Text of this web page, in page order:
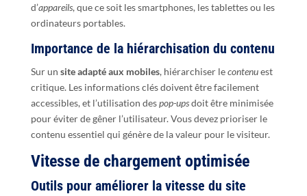
d’appareils, que ce soit les smartphones, les tablettes ou les
ordinateurs portables.
Importance de la hiérarchisation du contenu
Sur un site adapté aux mobiles, hiérarchiser lecontenuest
critique. Les informations clés doivent être facilement
accessibles, et l’utilisation despop-upsdoit être minimisée
pour éviter de gêner l’utilisateur. Vous devez prioriser le
contenu essentiel qui génère de la valeur pour le visiteur.
Vitesse de chargement optimisée
Outils pour améliorer la vitesse du site